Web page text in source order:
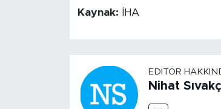
Kaynak: İHA
EDITÖR
Nihat